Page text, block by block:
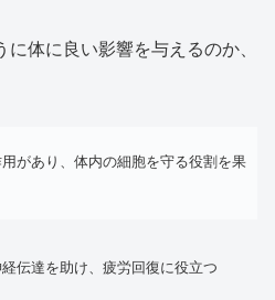
体に良い影響を与えるのか、
があり、体内の細胞を守る役割を果
伝達を助け、疲労回復に役立つ